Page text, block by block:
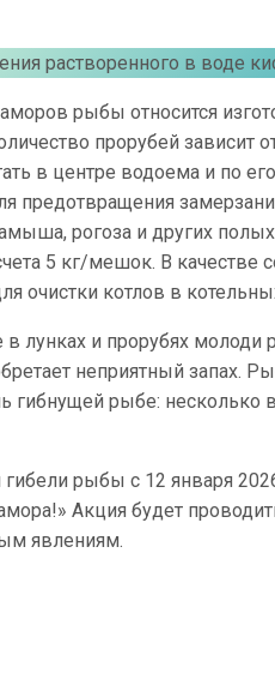
растворенного в воде
рыбы относится
прорубей зависит
в центре водоема и по
предотвращения
рогоза и других
5 кг/мешок. В качестве
очистки котлов в
лунках и прорубях молоди
неприятный запах.
гибнущей рыбе: несколько
рыбы с 12 января
Акция будет
явлениям.